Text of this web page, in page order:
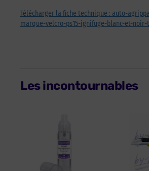
Télécharger la fiche technique : auto-
marque-velcro-ps15-ignifuge-blanc-et-
Les incontournables